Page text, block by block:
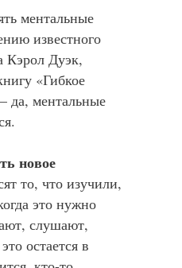
ментальные
известного
Кэрол Дуэк,
«Гибкое
да, ментальные
новое
то, что изучили,
это нужно
слушают,
остается в